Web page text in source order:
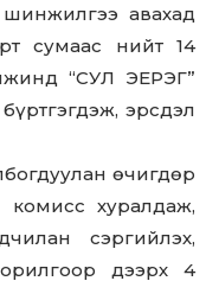
авахад
сумаас нийт 14
“СУЛ ЭЕРЭГ”
эрсдэл
өчигдөр
хуралдаж,
сэргийлэх,
дээрх 4